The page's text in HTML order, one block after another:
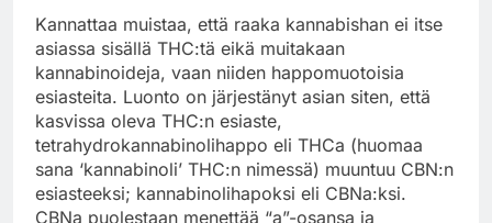
Kannattaa muistaa, että raaka kannabishan ei itse
asiassa sisällä THC:tä eikä muitakaan
kannabinoideja, vaan niiden happomuotoisia
esiasteita. Luonto on järjestänyt asian siten, että
kasvissa oleva THC:n esiaste,
tetrahydrokannabinolihappo eli THCa (huomaa
sana ‘kannabinoli’ THC:n nimessä) muuntuu CBN:n
esiasteeksi; kannabinolihapoksi eli CBNa:ksi.
CBNa puolestaan menettää “a”-osansa ja